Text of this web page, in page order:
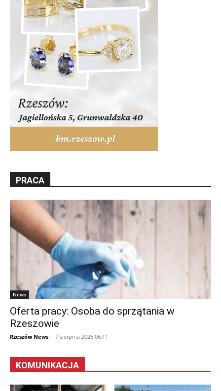
PRACA
News
Oferta pracy: Osoba do sprzątania w
Rzeszowie
Rzeszów News - 7 sierpnia 2026 06:11
KOMUNIKACJA